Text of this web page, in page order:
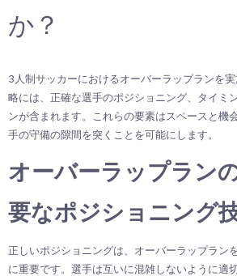
か？
3人制サッカーにおけるオーバーラップランを
略には、正確な選手のポジショニング、タイミ
ンが含まれます。これらの要素はスペースと機
手の守備の隙間を突くことを可能にします。
オーバーラップラン
要なポジショニング
正しいポジショニングは、オーバーラップラン
に重要です。選手は互いに混雑しないように適